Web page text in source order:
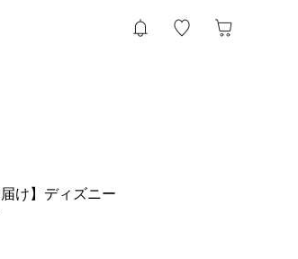
け】ディズニー